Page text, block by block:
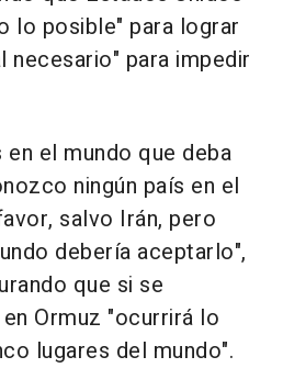
lo posible" para lograr
necesario" para impedir
en el mundo que deba
ningún país en el
salvo Irán, pero
debería aceptarlo",
que si se
Ormuz "ocurrirá lo
lugares del mundo".